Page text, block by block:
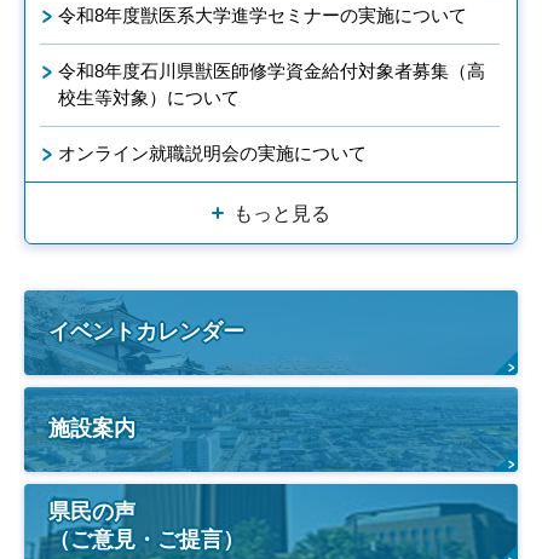
令和8年度獣医系大学進学セミナーの実施について
令和8年度石川県獣医師修学資金給付対象者募集（高
校生等対象）について
オンライン就職説明会の実施について
もっと見る
イベントカレンダー
施設案内
県民の声
（ご意見・ご提言）